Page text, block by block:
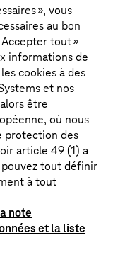
à la
vers le
des
», vous
au bon
tout »
informations de
cookies à des
et nos
être
où nous
protection des
article 49 (1) a
pouvez tout définir
à tout
note
et la liste